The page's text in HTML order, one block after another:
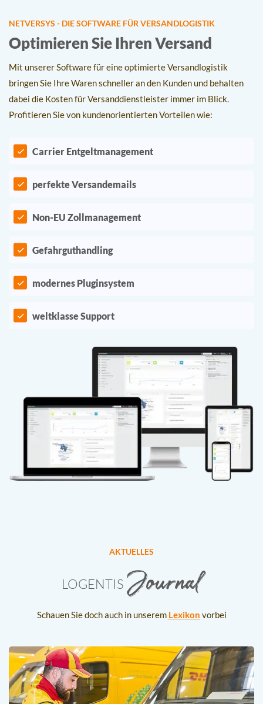
NETVERSYS - DIE SOFTWARE FÜR VERSANDLOGISTIK
Optimieren Sie Ihren Versand
Mit unserer Software für eine optimierte Versandlogistik
bringen Sie Ihre Waren schneller an den Kunden und behalten
dabei die Kosten für Versanddienstleister immer im Blick.
Profitieren Sie von kundenorientierten Vorteilen wie:
Carrier Entgeltmanagement
perfekte Versandemails
Non-EU Zollmanagement
Gefahrguthandling
modernes Pluginsystem
weltklasse Support
AKTUELLES
LOGENTIS Journal
Schauen Sie doch auch in unserem Lexikon vorbei